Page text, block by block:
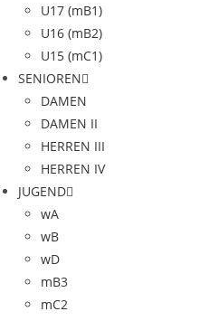
U17 (mB1)
U16 (mB2)
U15 (mC1)
SENIOREN
DAMEN
DAMEN II
HERREN III
HERREN IV
JUGEND
wA
wB
wD
mB3
mC2